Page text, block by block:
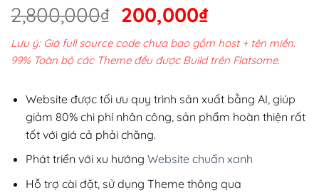
2,800,000₫ Giá
gốc
là:
2,800,000₫.
200,000₫Giá
hiện
tại
200,000₫.
Lưu ý: Giá full source code chưa bao gồm host + tên miền.
99% Toàn bộ các Theme đều được Build trên Flatsome.
Website được tối ưu quy trình sản xuất bằng AI, giúp
giảm 80% chi phí nhân công, sản phẩm hoàn thiện rất
tốt với giá cả phải chăng.
Phát triển với xu hướng Website chuẩn xanh
Hỗ trợ cài đặt, sử dụng Theme thông qua